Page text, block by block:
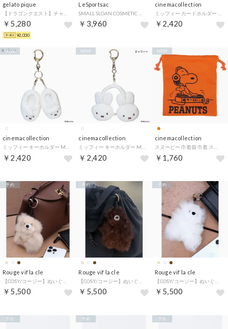
gelato pique
￥5,280
¥2,000
LeSportsac
￥3,960
cinemacollection
￥2,420
cinemacollection
￥2,420
NEW
cinemacollection
￥2,420
NEW
cinemacollection
￥1,760
NEW
Rouge vif la cle
￥5,500
予約
Rouge vif la cle
￥5,500
予約
Rouge vif la cle
￥5,500
予約
予約 予約 予約